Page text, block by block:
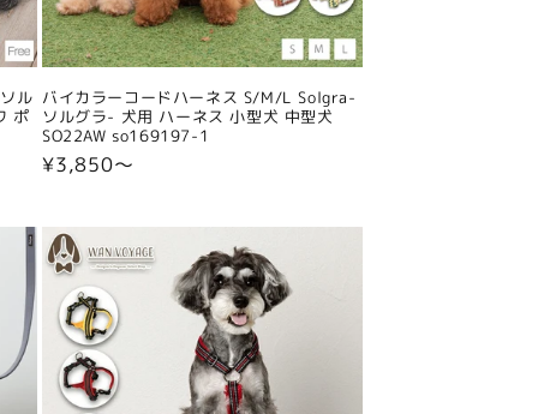
ル
ポ
バイカラーコードハーネス S/M/L Solgra-
ソルグラ- 犬用 ハーネス 小型犬 中型犬
SO22AW so169197-1
通
格
¥3,850〜